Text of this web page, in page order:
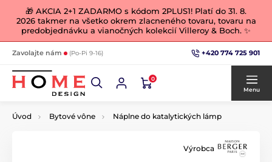
🎁 AKCIA 2+1 ZADARMO s kódom 2PLUS1! Platí do 31. 8.
2026 takmer na všetko okrem zlacneného tovaru, tovaru na
predobjednávku a vianočných kolekcií Villeroy & Boch. ✨
Zavolajte nám (Po-Pi 9-16) +420 774 725 901
0
Menu
Úvod Bytové vône Náplne do katalytických lámp
Výrobca